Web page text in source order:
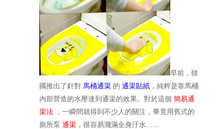
早前，韓
國推出了針對 馬桶通渠的 通渠貼紙，純粹是靠馬桶
內部營造的水壓達到通渠的效果。對於這個 簡易通
渠法，一瞬間就得到不少人的關注，畢竟用舊式的
廁所泵 通渠，很容易濺滿全身汙水……